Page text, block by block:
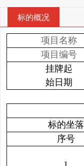
标的概况
项目名称
项目编号
挂牌起
始日期
标的坐落
序号